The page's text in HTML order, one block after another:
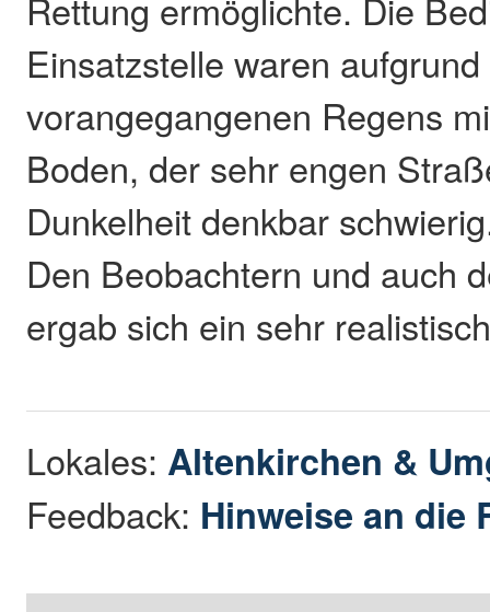
Rettung ermöglichte. Die
Einsatzstelle waren
vorangegangenen Regens
Boden, der sehr engen
Dunkelheit denkbar
Den Beobachtern und auch
ergab sich ein sehr
Lokales: Altenkirchen &
Feedback: Hinweise an die